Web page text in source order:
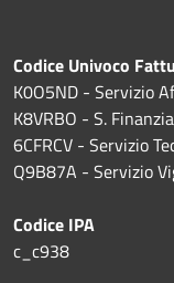
Codice Univoco
K0O5ND - Servizio
K8VRBO - S.
6CFRCV - Servizio
Q9B87A - Servizio
Codice IPA
c_c938